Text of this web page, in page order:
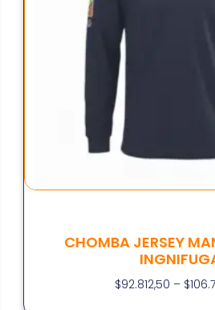
CHOMBA JERSEY
$92.812,50 – $